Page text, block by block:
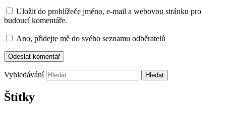
Uložit do prohlížeče jméno, e-mail a webovou stránku pro
budoucí komentáře.
Ano, přidejte mě do svého seznamu odběratelů
Vyhledávání
Štítky